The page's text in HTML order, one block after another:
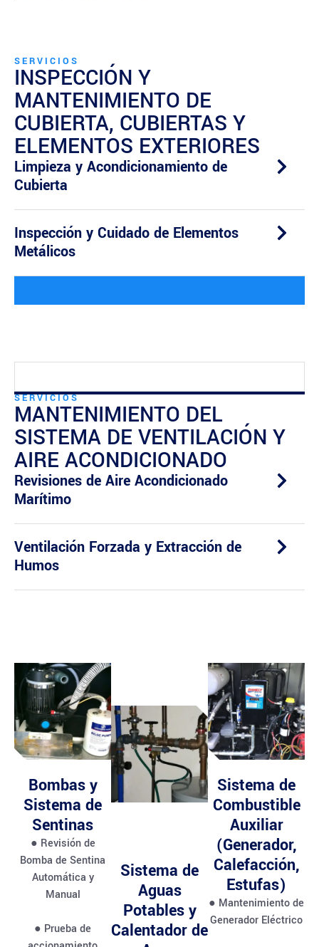
SERVICIOS
INSPECCIÓN Y
MANTENIMIENTO DE
CUBIERTA, CUBIERTAS Y
ELEMENTOS EXTERIORES
Limpieza y Acondicionamiento de
Cubierta
Inspección y Cuidado de Elementos
Metálicos
SERVICIOS
MANTENIMIENTO DEL
SISTEMA DE VENTILACIÓN Y
AIRE ACONDICIONADO
Revisiones de Aire Acondicionado
Marítimo
Ventilación Forzada y Extracción de
Humos
Bombas y
Sistema de
Sentinas
● Revisión de
Bomba de Sentina
Automática y
Manual
● Prueba de
Sistema de
Aguas
Potables y
Calentador de
Sistema de
Combustible
Auxiliar
(Generador,
Calefacción,
Estufas)
● Mantenimiento de
Generador Eléctrico